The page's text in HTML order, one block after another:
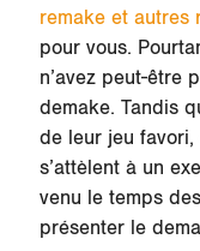
remake et autres
pour vous.
n’avez peut-être
demake. Tandis
de leur jeu
s’attèlent à un
venu le temps
présenter le